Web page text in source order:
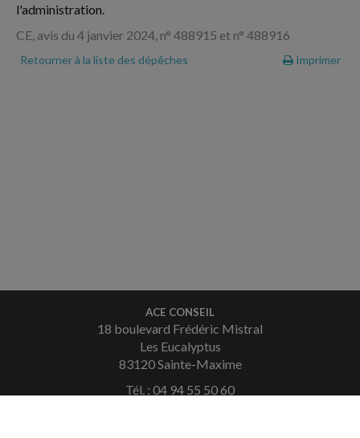
l'administration.
CE, avis du 4 janvier 2024, n° 488915 et n° 488916
Retourner à la liste des dépêches Imprimer
ACE CONSEIL
18 boulevard Frédéric Mistral
Les Eucalyptus
83120 Sainte-Maxime
Tél. : 04 94 55 50 60